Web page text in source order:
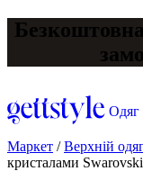
Одяг
Маркет /Верхній
кристалами